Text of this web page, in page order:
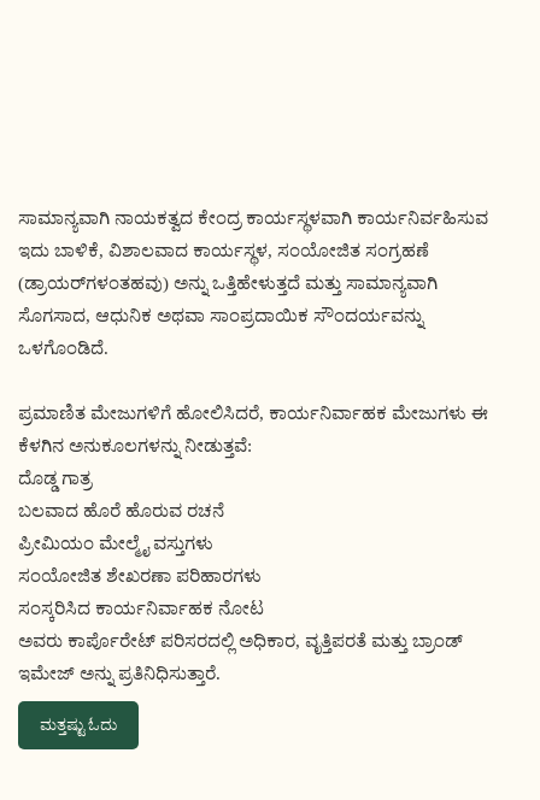
ಸಾಮಾನ್ಯವಾಗಿ ನಾಯಕತ್ವದ ಕೇಂದ್ರ ಕಾರ್ಯಸ್ಥಳವಾಗಿ ಕಾರ್ಯನಿರ್ವಹಿಸುವ
ಇದು ಬಾಳಿಕೆ, ವಿಶಾಲವಾದ ಕಾರ್ಯಸ್ಥಳ, ಸಂಯೋಜಿತ ಸಂಗ್ರಹಣೆ
(ಡ್ರಾಯರ್‌ಗಳಂತಹವು) ಅನ್ನು ಒತ್ತಿಹೇಳುತ್ತದೆ ಮತ್ತು ಸಾಮಾನ್ಯವಾಗಿ
ಸೊಗಸಾದ, ಆಧುನಿಕ ಅಥವಾ ಸಾಂಪ್ರದಾಯಿಕ ಸೌಂದರ್ಯವನ್ನು
ಒಳಗೊಂಡಿದೆ.
ಪ್ರಮಾಣಿತ ಮೇಜುಗಳಿಗೆ ಹೋಲಿಸಿದರೆ, ಕಾರ್ಯನಿರ್ವಾಹಕ ಮೇಜುಗಳು ಈ
ಕೆಳಗಿನ ಅನುಕೂಲಗಳನ್ನು ನೀಡುತ್ತವೆ:
ದೊಡ್ಡ ಗಾತ್ರ
ಬಲವಾದ ಹೊರೆ ಹೊರುವ ರಚನೆ
ಪ್ರೀಮಿಯಂ ಮೇಲ್ಮೈ ವಸ್ತುಗಳು
ಸಂಯೋಜಿತ ಶೇಖರಣಾ ಪರಿಹಾರಗಳು
ಸಂಸ್ಕರಿಸಿದ ಕಾರ್ಯನಿರ್ವಾಹಕ ನೋಟ
ಅವರು ಕಾರ್ಪೊರೇಟ್ ಪರಿಸರದಲ್ಲಿ ಅಧಿಕಾರ, ವೃತ್ತಿಪರತೆ ಮತ್ತು ಬ್ರಾಂಡ್
ಇಮೇಜ್ ಅನ್ನು ಪ್ರತಿನಿಧಿಸುತ್ತಾರೆ.
ಮತ್ತಷ್ಟು ಓದು